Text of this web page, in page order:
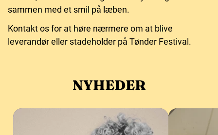
sammen med et smil på læben.
Kontakt os for at høre nærmere om at blive
leverandør eller stadeholder på Tønder Festival.
NYHEDER